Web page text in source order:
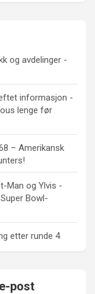
og avdelinger -
informasjon -
lenge før
– Amerikansk
Man og Ylvis -
Bowl-
etter runde 4
post